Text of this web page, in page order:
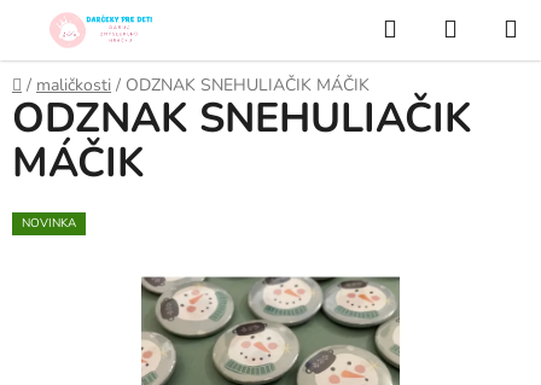
obsah
Hľadať
KOŠÍK
Domov
/ maličkosti / ODZNAK SNEHULIAČIK MÁČIK
ODZNAK SNEHULIAČIK
MÁČIK
NOVINKA